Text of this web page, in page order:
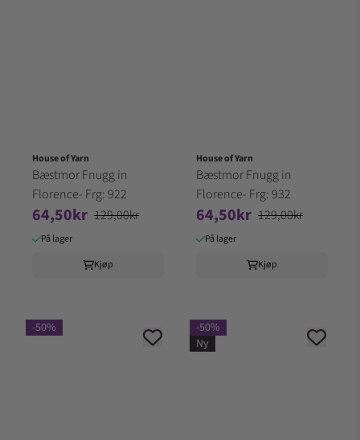
House of Yarn
Bæstmor Fnugg in
Florence- Frg: 922
64,50kr 129,00kr
På lager
Kjøp
House of Yarn
Bæstmor Fnugg in
Florence- Frg: 932
64,50kr 129,00kr
På lager
Kjøp
-50%
-50%
Ny